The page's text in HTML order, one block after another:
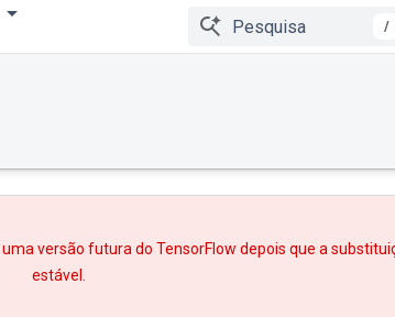
/
versão futura do TensorFlow depois que a
estável.